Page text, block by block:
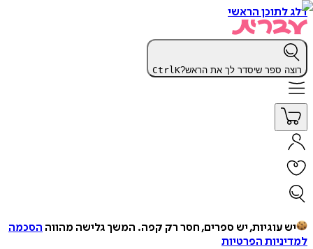
דלג לתוכן הראשי
רוצה ספר שיסדר לך את הראש? CtrlK
יש עוגיות, יש ספרים, חסר רק קפה. המשך גלישה מהווה הסכמה
למדיניות הפרטיות